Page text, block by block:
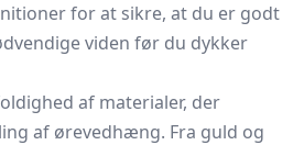
for at sikre, at du er godt
viden før du dykker
af materialer, der
af ørevedhæng. Fra guld og